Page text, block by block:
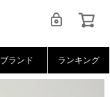
ブランド ランキング